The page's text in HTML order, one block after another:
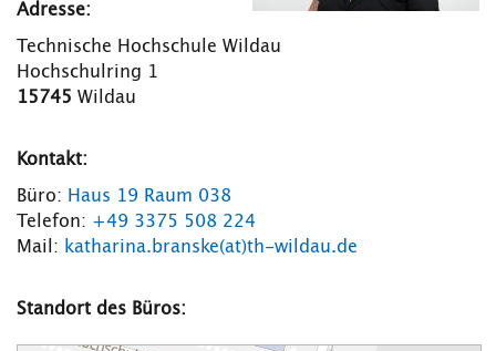
Adresse:
Technische Hochschule Wildau
Hochschulring 1
15745 Wildau
Kontakt:
Büro: Haus 19 Raum 038
Telefon: +49 3375 508 224
Mail: katharina.branske(at)th-wildau.de
Standort des Büros: